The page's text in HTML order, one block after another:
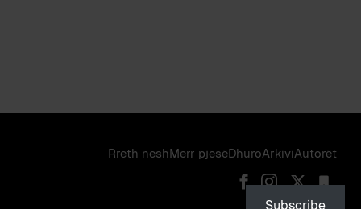
Rreth neshMerr pjes​​ë​DhuroArkiviAutorët
Subscribe